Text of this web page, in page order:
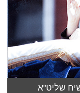
שליט"א